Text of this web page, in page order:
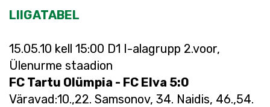
LIIGATABEL
15.05.10 kell 15:00 D1 I-alagrupp 2.voor,
Ülenurme staadion
FC Tartu Olümpia - FC Elva 5:0
Väravad:10.,22. Samsonov, 34. Naidis, 46.,54.